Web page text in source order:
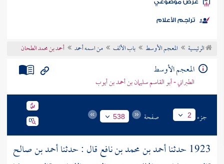
الكتب
موضوعي
تراجم الأعلام
الرئيسية المعجم الأوسط باب الألف من اسمه أحمد أحمد بن محمد الطحان
المعجم الأوسط
الطبراني - أبو القاسم سليمان بن أحمد بن أيوب
جزء 2 صفحة 538
1923 حدثنا أحمد بن محمد بن نافعقال : حدثناأحمد بن صالح